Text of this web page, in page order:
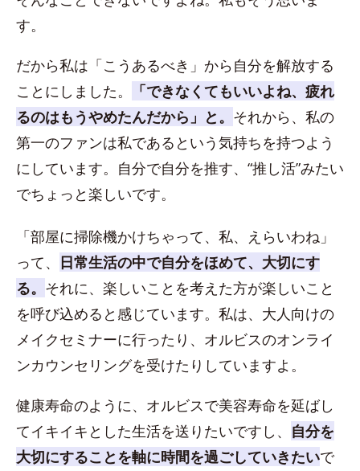
す。
だから私は「こうあるべき」から自分を解放する
ことにしました。
「できなくてもいいよね、疲れ
るのはもうやめたんだから」と。 それから、私の
第一のファンは私であるという気持ちを持つよう
にしています。自分で自分を推す、“推し活”みたい
でちょっと楽しいです。
「部屋に掃除機かけちゃって、私、えらいわね」
って、 日常生活の中で自分をほめて、大切にす
る。 それに、楽しいことを考えた方が楽しいこと
を呼び込めると感じています。私は、大人向けの
メイクセミナーに行ったり、オルビスのオンライ
ンカウンセリングを受けたりしていますよ。
健康寿命のように、オルビスで美容寿命を延ばし
てイキイキとした生活を送りたいですし、 自分を
大切にすることを軸に時間を過ごしていきたいで